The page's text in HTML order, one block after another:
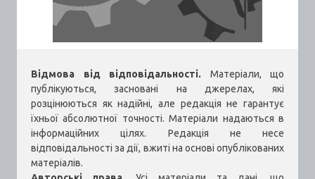
Відмова від відповідальності. Матеріали, що
публікуються, засновані на джерелах, які
розцінюються як надійні, але редакція не гарантує
їхньої абсолютної точності. Матеріали надаються в
інформаційних цілях. Редакція не несе
відповідальності за дії, вжиті на основі опублікованих
матеріалів.